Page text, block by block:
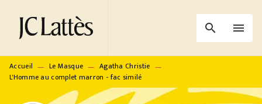
MENU RECHERCHE
PIED DE PAGE
search menu
Accueil — Le Masque — Agatha Christie —
L'Homme au complet marron - fac similé